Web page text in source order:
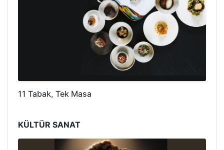
11 Tabak, Tek Masa
KÜLTÜR SANAT